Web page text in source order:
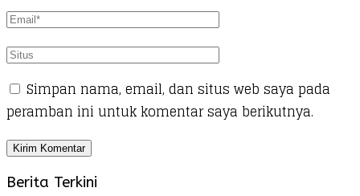
Simpan nama, email, dan situs web saya pada
peramban ini untuk komentar saya berikutnya.
Berita Terkini